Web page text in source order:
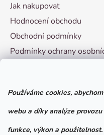
Používáme cookies,
webu a díky analýze
funkce, výkon a použitelnost.
Jak nakupovat
Hodnocení obchodu
Obchodní podmínky
Podmínky ochrany
Facebook